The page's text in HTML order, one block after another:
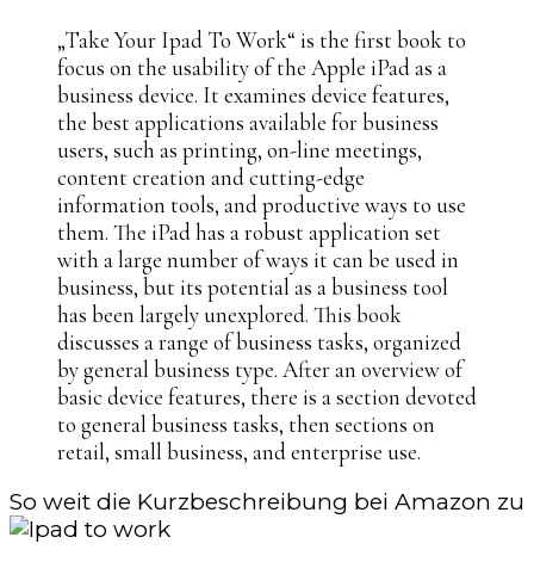
„Take Your Ipad To Work“ is the first book to
focus on the usability of the Apple iPad as a
business device. It examines device features,
the best applications available for business
users, such as printing, on-line meetings,
content creation and cutting-edge
information tools, and productive ways to use
them. The iPad has a robust application set
with a large number of ways it can be used in
business, but its potential as a business tool
has been largely unexplored. This book
discusses a range of business tasks, organized
by general business type. After an overview of
basic device features, there is a section devoted
to general business tasks, then sections on
retail, small business, and enterprise use.
So weit die Kurzbeschreibung bei Amazon zu